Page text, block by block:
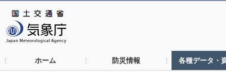
ホーム 防災情報 各種データ・